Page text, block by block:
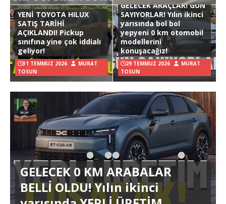
YENİ TOYOTA HILUX
SATIŞ TARİHİ
AÇIKLANDI! Pickup
sınıfına yine çok iddialı
geliyor!
31 TEMMUZ 2026
MURAT
TOSUN
GELECEK ARAÇLAR! GÜN
SAYIYORLAR! Yılın ikinci
yarısında bol bol
yepyeni 0 km otomobil
modellerini
konuşacağız!
29 TEMMUZ 2026
MURAT
TOSUN
GELECEK 0 KM ARABALAR
BELLİ OLDU! Yılın ikinci